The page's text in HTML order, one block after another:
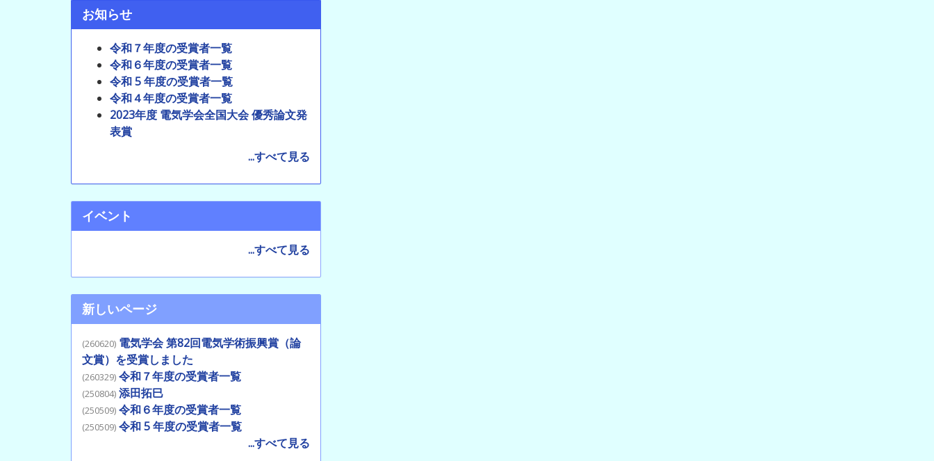
お知らせ
令和７年度の受賞者一覧
令和６年度の受賞者一覧
令和 5 年度の受賞者一覧
令和４年度の受賞者一覧
2023年度 電気学会全国大会 優秀論文発
表賞
...すべて見る
イベント
...すべて見る
新しいページ
(260620) 電気学会 第82回電気学術振興賞（論
文賞）を受賞しました
(260329) 令和７年度の受賞者一覧
(250804) 添田拓巳
(250509) 令和６年度の受賞者一覧
(250509) 令和 5 年度の受賞者一覧
...すべて見る